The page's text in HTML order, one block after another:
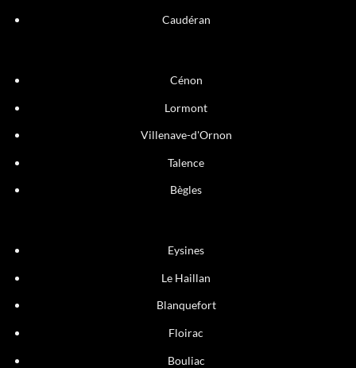
Caudéran
Cénon
Lormont
Villenave-d'Ornon
Talence
Bègles
Eysines
Le Haillan
Blanquefort
Floirac
Bouliac